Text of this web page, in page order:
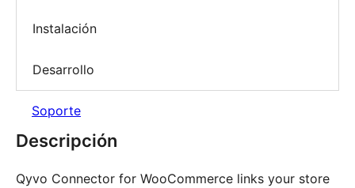
Instalación
Desarrollo
Soporte
Descripción
Qyvo Connector for WooCommerce links your store